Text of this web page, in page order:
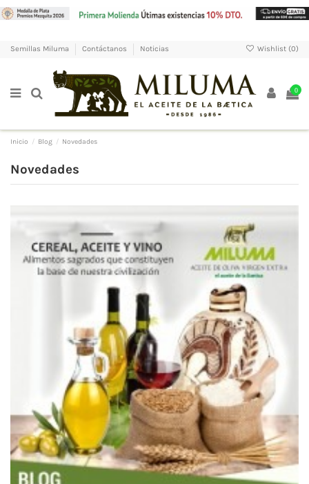
Semillas Miluma Contáctanos Noticias Wishlist (0)
0
Inicio Blog Novedades
Novedades